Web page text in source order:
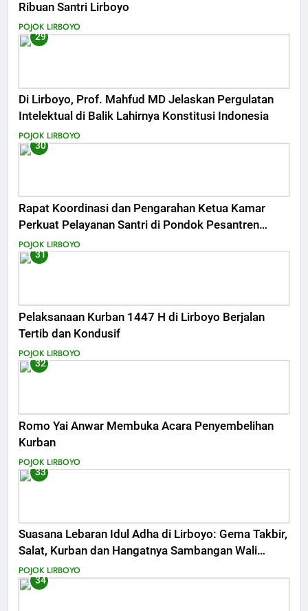
Ribuan Santri Lirboyo
POJOK LIRBOYO
29
Di Lirboyo, Prof. Mahfud MD Jelaskan Pergulatan
Intelektual di Balik Lahirnya Konstitusi Indonesia
POJOK LIRBOYO
30
Rapat Koordinasi dan Pengarahan Ketua Kamar
Perkuat Pelayanan Santri di Pondok Pesantren
Lirboyo
POJOK LIRBOYO
31
Pelaksanaan Kurban 1447 H di Lirboyo Berjalan
Tertib dan Kondusif
POJOK LIRBOYO
32
Romo Yai Anwar Membuka Acara Penyembelihan
Kurban
POJOK LIRBOYO
33
Suasana Lebaran Idul Adha di Lirboyo: Gema Takbir,
Salat, Kurban dan Hangatnya Sambangan Wali
Santri
POJOK LIRBOYO
34